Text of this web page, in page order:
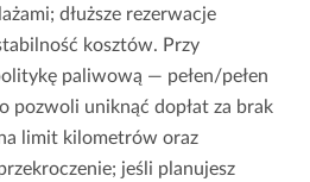
dłuższe rezerwacje
kosztów. Przy
paliwową — pełen/pełen
pozwoli uniknąć dopłat za brak
limit kilometrów oraz
jeśli planujesz